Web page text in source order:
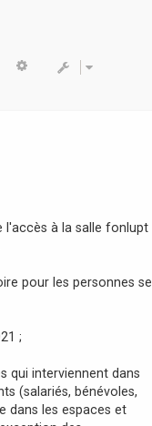
RechercherRecherche avancée
l'accès à la salle fonlupt
pour les personnes se
;
qui interviennent dans
(salariés, bénévoles,
dans les espaces et